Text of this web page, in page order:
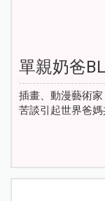
單親奶爸
插畫、動漫藝術
苦談引起世界爸媽